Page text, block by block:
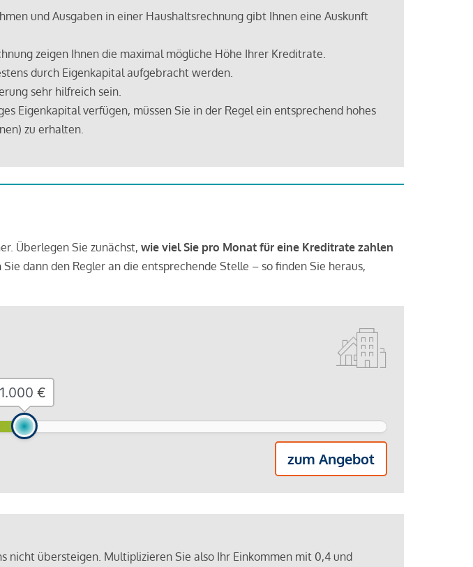
und Ausgaben in einer Haushaltsrechnung gibt Ihnen eine Auskunft
zeigen Ihnen die maximal mögliche Höhe Ihrer Kreditrate.
durch Eigenkapital aufgebracht werden.
sehr hilfreich sein.
Eigenkapital verfügen, müssen Sie in der Regel ein entsprechend hohes
zu erhalten.
Überlegen Sie zunächst, wie viel Sie pro Monat für eine Kreditrate zahlen
dann den Regler an die entsprechende Stelle – so finden Sie heraus,
zum Angebot
€
übersteigen. Multiplizieren Sie also Ihr Einkommen mit 0,4 und